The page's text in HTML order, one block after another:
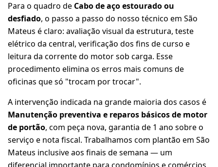
Para o quadro de Cabo de aço estourado ou
desfiado, o passo a passo do nosso técnico em São
Mateus é claro: avaliação visual da estrutura, teste
elétrico da central, verificação dos fins de curso e
leitura da corrente do motor sob carga. Esse
procedimento elimina os erros mais comuns de
oficinas que só "trocam por trocar".
A intervenção indicada na grande maioria dos casos é
Manutenção preventiva e reparos básicos de motor
de portão, com peça nova, garantia de 1 ano sobre o
serviço e nota fiscal. Trabalhamos com plantão em São
Mateus inclusive aos finais de semana — um